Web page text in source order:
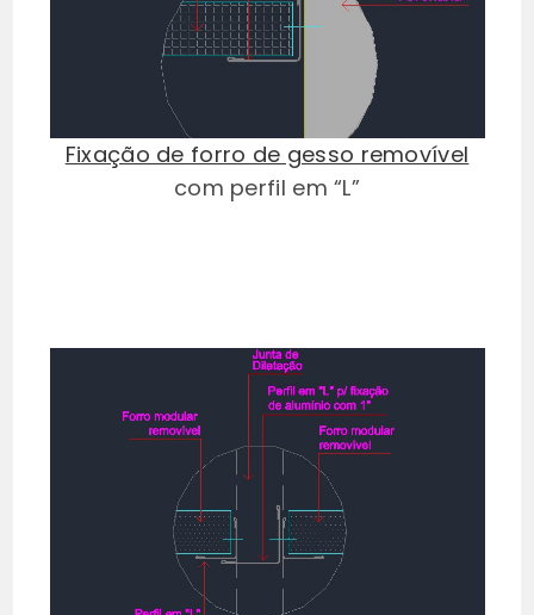
Fixação de forro de gesso removível
com perfil em “L”